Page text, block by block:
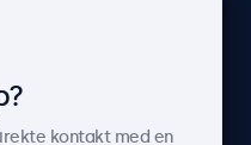
kontakt med en